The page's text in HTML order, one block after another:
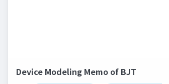
Device Modeling Memo of BJT